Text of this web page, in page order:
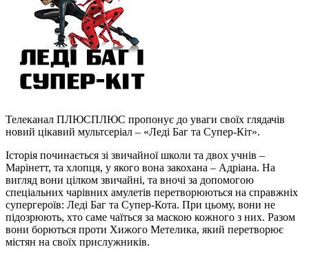
Телеканал ПЛЮСПЛЮС пропонує до уваги своїх глядачів
новий цікавий мультсеріал – «Леді Баг та Супер-Кіт».
Історія починається зі звичайної школи та двох учнів –
Марінетт, та хлопця, у якого вона закохана – Адріана. На
вигляд вони цілком звичайні, та вночі за допомогою
спеціальних чарівних амулетів перетворюються на справжніх
супергероїв: Леді Баг та Супер-Кота. При цьому, вони не
підозрюють, хто саме чаїться за маскою кожного з них. Разом
вони борються проти Хижого Метелика, який перетворює
містян на своїх прислужників.